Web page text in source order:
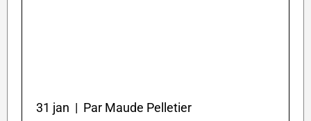
31 jan | Par Maude Pelletier